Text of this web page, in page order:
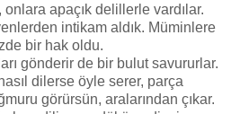
apaçık delillerle vardılar.
intikam aldık. Müminlere
bir hak oldu.
gönderir de bir bulut savururlar.
dilerse öyle serer, parça
görürsün, aralarından çıkar.